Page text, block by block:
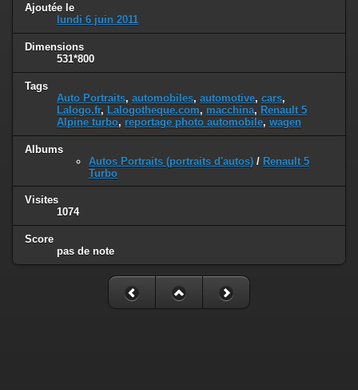
Ajoutée le
lundi 6 juin 2011
Dimensions
531*800
Tags
Auto Portraits, automobiles, automotive, cars,
Lalogo.fr, Lalogotheque.com, macchina, Renault 5
Alpine turbo, reportage photo automobile, wagen
Albums
Autos Portraits (portraits d'autos) / Renault 5
Turbo
Visites
1074
Score
pas de note